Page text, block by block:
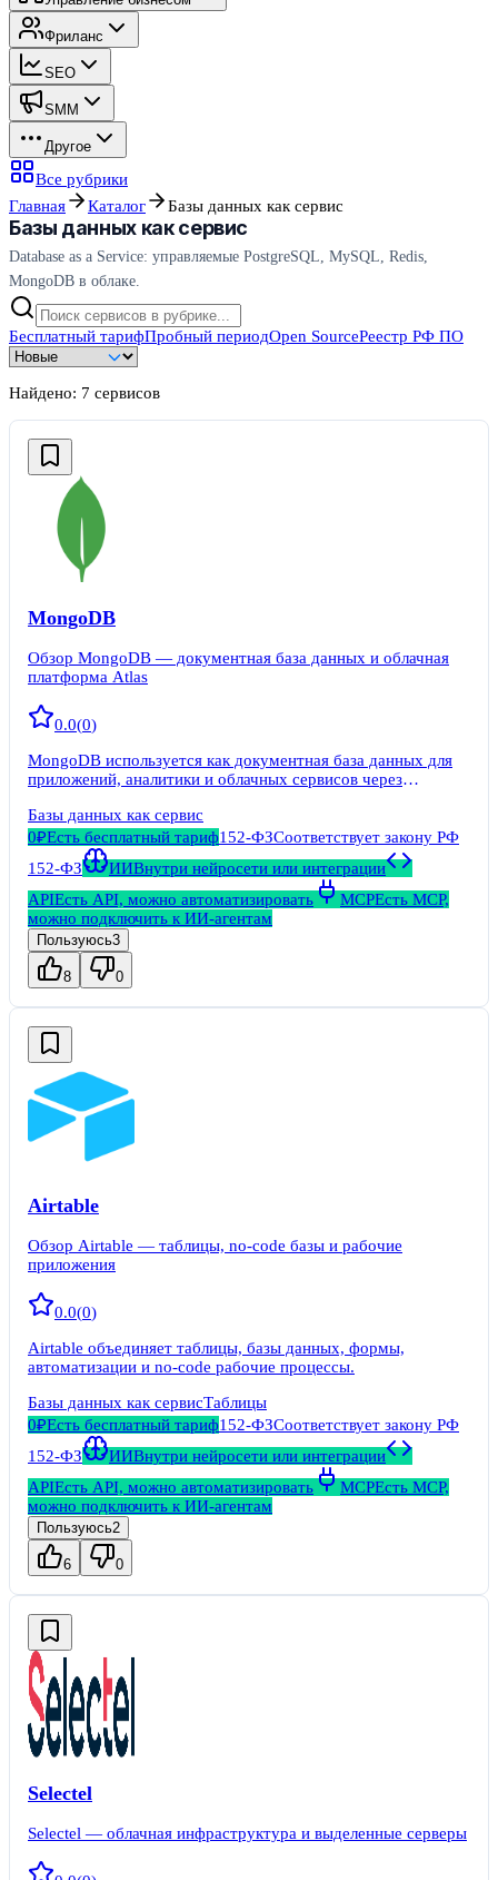
Фриланс
SEO
SMM
Другое
Все рубрики
Главная
Каталог Базы данных как сервис
Базы данных как сервис
Database as a Service: управляемые PostgreSQL, MySQL, Redis,
MongoDB в облаке.
Бесплатный тарифПробный периодOpen SourceРеестр РФ ПО
Найдено: 7 сервисов
MongoDB
Обзор MongoDB — документная база данных и облачная
платформа Atlas
0.0(0)
MongoDB используется как документная база данных для
приложений, аналитики и облачных сервисов через
Базы данных как сервис
0₽Есть бесплатный тариф152-ФЗСоответствует закону РФ
152-ФЗ
ИИВнутри нейросети или интеграции
APIЕсть API, можно автоматизировать MCPЕсть MCP,
можно подключить к ИИ-агентам
Пользуюсь3
8 0
Airtable
Обзор Airtable — таблицы, no-code базы и рабочие
приложения
0.0(0)
Airtable объединяет таблицы, базы данных, формы,
автоматизации и no-code рабочие процессы.
Базы данных как сервисТаблицы
0₽Есть бесплатный тариф152-ФЗСоответствует закону РФ
152-ФЗ
ИИВнутри нейросети или интеграции
APIЕсть API, можно автоматизировать MCPЕсть MCP,
можно подключить к ИИ-агентам
Пользуюсь2
6 0
Selectel
Selectel — облачная инфраструктура и выделенные серверы